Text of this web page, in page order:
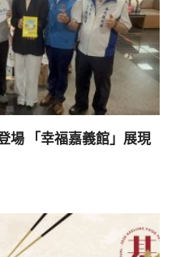
場 「幸福嘉義館」展現